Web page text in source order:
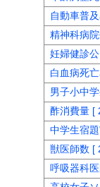
自動車普
精神科病
妊婦健診
白血病死
男子小中
酢消費量 [
中学生宿
獣医師数 [
呼吸器科